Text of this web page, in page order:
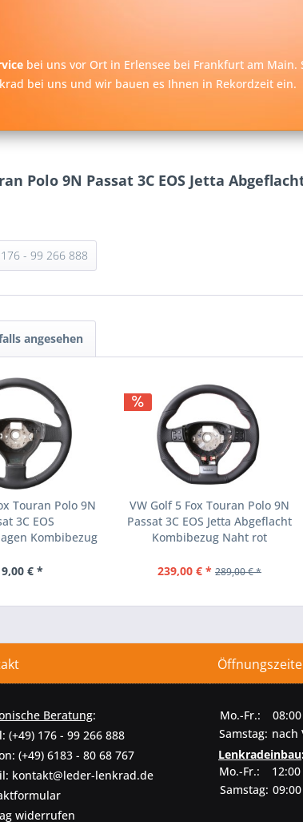
bei uns vor Ort in Erlensee bei Frankfurt am Main.
bei uns und wir bauen es Ihnen in Rekordzeit ein.
Polo 9N Passat 3C EOS Jetta
- 99 266 888
angesehen
Touran Polo 9N
3C EOS
Kombibezug
€ *
VW Golf 5 Fox Touran Polo 9N
Passat 3C EOS Jetta Abgeflacht
Kombibezug Naht rot
239,00 € * 289,00 € *
Beratung:
(+49) 176 - 99 266 888
(+49) 6183 - 80 68 767
kontakt@leder-lenkrad.de
widerrufen
Mo.-Fr.:
Samstag: nach
Lenkradeinbau
Mo.-Fr.:
Samstag: